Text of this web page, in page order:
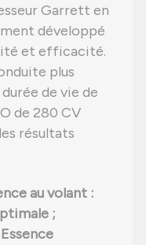
Garrett en
développé
et efficacité.
plus
de vie de
de 280 CV
résultats
au volant :
;